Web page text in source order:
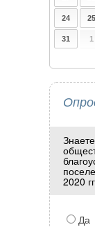
24 25
31 1
2020
Да